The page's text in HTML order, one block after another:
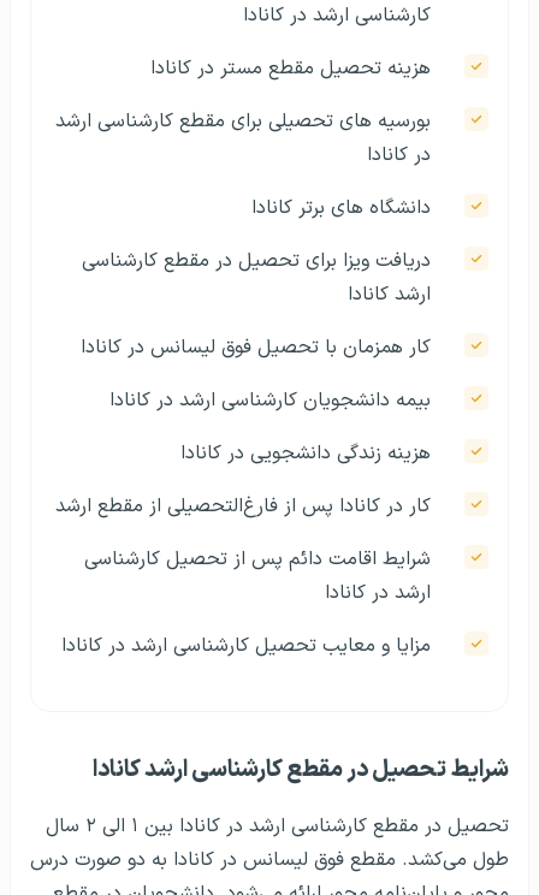
کارشناسی ارشد در کانادا
هزینه تحصیل مقطع مستر در کانادا
بورسیه‌ های تحصیلی برای مقطع کارشناسی ارشد
در کانادا
دانشگاه‌ های برتر کانادا
دریافت ویزا برای تحصیل در مقطع کارشناسی
ارشد کانادا
کار همزمان با تحصیل فوق لیسانس در کانادا
بیمه دانشجویان کارشناسی ارشد در کانادا
هزینه زندگی دانشجویی در کانادا
کار در کانادا پس از فارغ‌التحصیلی از مقطع ارشد
شرایط اقامت دائم پس از تحصیل کارشناسی
ارشد در کانادا
مزایا و معایب تحصیل کارشناسی ارشد در کانادا
شرایط تحصیل در مقطع کارشناسی ارشد کانادا
تحصیل در مقطع کارشناسی ارشد در کانادا بین ۱ الی ۲ سال
طول می‌کشد. مقطع فوق‌ لیسانس در کانادا به دو صورت درس‌